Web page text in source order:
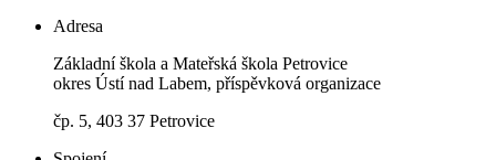
Adresa
Základní škola a Mateřská škola Petrovice
okres Ústí nad Labem, příspěvková organizace
čp. 5, 403 37 Petrovice